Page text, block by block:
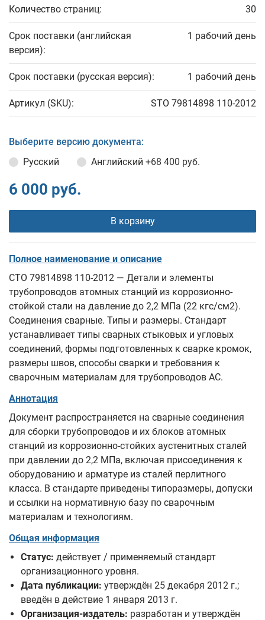
Количество страниц: 30
Срок поставки (английская
версия):
1 рабочий день
Срок поставки (русская версия): 1 рабочий день
Артикул (SKU): STO 79814898 110-2012
Выберите версию документа:
Русский
Английский +68 400 руб.
6 000 руб.
В корзину
Полное наименование и описание
СТО 79814898 110-2012 — Детали и элементы
трубопроводов атомных станций из коррозионно-
стойкой стали на давление до 2,2 МПа (22 кгс/см2).
Соединения сварные. Типы и размеры. Стандарт
устанавливает типы сварных стыковых и угловых
соединений, формы подготовленных к сварке кромок,
размеры швов, способы сварки и требования к
сварочным материалам для трубопроводов АС.
Аннотация
Документ распространяется на сварные соединения
для сборки трубопроводов и их блоков атомных
станций из коррозионно-стойких аустенитных сталей
при давлении до 2,2 МПа, включая присоединения к
оборудованию и арматуре из сталей перлитного
класса. В стандарте приведены типоразмеры, допуски
и ссылки на нормативную базу по сварочным
материалам и технологиям.
Общая информация
Статус: действует / применяемый стандарт
организационного уровня.
Дата публикации: утверждён 25 декабря 2012 г.;
введён в действие 1 января 2013 г.
Организация-издатель: разработан и утверждён